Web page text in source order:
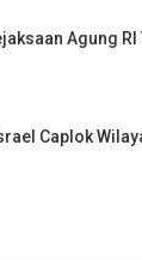
Agung RI
Caplok